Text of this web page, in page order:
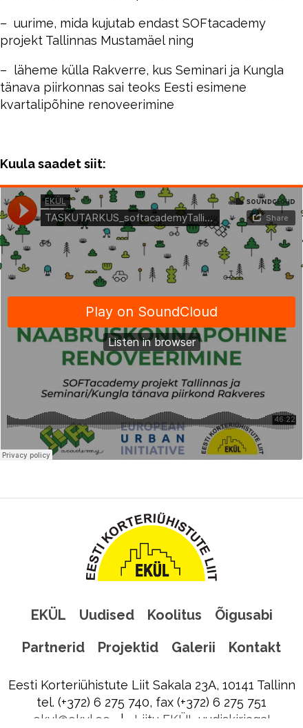
– uurime, mida kujutab endast SOFtacademy
projekt Tallinnas Mustamäel ning
– läheme külla Rakverre, kus Seminari ja Kungla
tänava piirkonnas sai teoks Eesti esimene
kvartalipõhine renoveerimine
Kuula saadet siit:
EKÜL Uudised Koolitus
Õigusabi
Partnerid
Projektid Galerii Kontakt
Eesti Korteriühistute Liit Sakala 23A, 10141 Tallinn
tel. (+372) 6 275 740, fax (+372) 6 275 751
ekyl@ekyl.ee | Liitu EKÜL uudiskirjaga!